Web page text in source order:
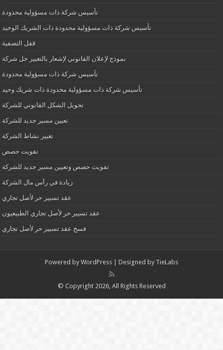
تأسيس شركة ذات مسؤولية محدودة
تأسيس شركة ذات مسؤولية محدودة ذات الشريك الوحيد
قفل التصفية
نموذج لإعلان القانوني لإشعار بالتغيير حل شركة
تأسيس شركة ذات مسؤولية محدودة
تأسيس شركة ذات مسؤولية محدودة ذات شريك وحيد
تحويل الشكل القانوني للشركة
تعيين مسير جديد للشركة
تغيير نشاط الشركة
تفويت حصص
تفويت حصص وتعيين مسير جديد للشركة
زيادة في رأس مال الشركة
عقد تسيير حر لأصل تجاري
عقد تسيير حر لأصل تجاري الطبيعيون
فسخ عقد تسيير حر لأصل تجاري
Powered by WordPress | Designed by TieLabs
© Copyright 2026, All Rights Reserved